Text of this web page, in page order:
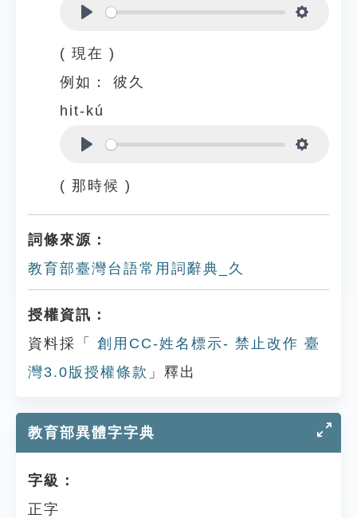
( 現在 )
例如：
彼久
hit-kú
( 那時候 )
詞條來源：
教育部臺灣台語常用詞辭典_久
授權資訊：
資料採「
創用CC-姓名標示- 禁止改作 臺
灣3.0版授權條款 」釋出
教育部異體字字典
字級：
正字